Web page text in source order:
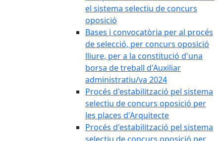
el sistema selectiu de concurs
oposició
Bases i convocatòria per al procés
de selecció, per concurs oposició
lliure, per a la constitució d'una
borsa de treball d'Auxiliar
administratiu/va 2024
Procés d'estabilització pel sistema
selectiu de concurs oposició per
les places d'Arquitecte
Procés d'estabilització pel sistema